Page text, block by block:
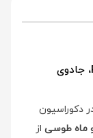
خرید روتختی دختر و ماه طوسی کد R909، جادوی
دکوراسیون
ماه طوسی از